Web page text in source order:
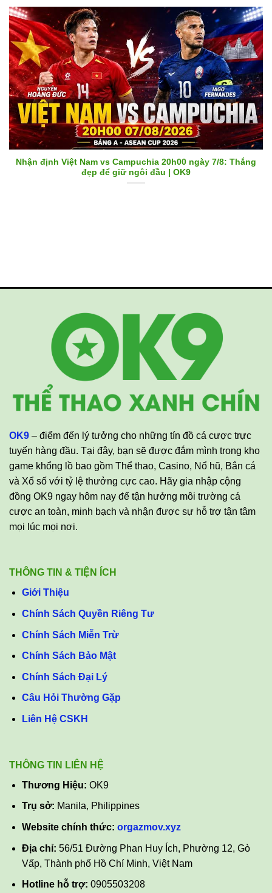
Nhận định Việt Nam vs Campuchia 20h00 ngày 7/8: Thắng
đẹp để giữ ngôi đầu | OK9
OK9 – điểm đến lý tưởng cho những tín đồ cá cược trực
tuyến hàng đầu. Tại đây, bạn sẽ được đắm mình trong kho
game khổng lồ bao gồm Thể thao, Casino, Nổ hũ, Bắn cá
và Xổ số với tỷ lệ thưởng cực cao. Hãy gia nhập cộng
đồng OK9 ngay hôm nay để tận hưởng môi trường cá
cược an toàn, minh bạch và nhận được sự hỗ trợ tận tâm
mọi lúc mọi nơi.
THÔNG TIN & TIỆN ÍCH
Giới Thiệu
Chính Sách Quyền Riêng Tư
Chính Sách Miễn Trừ
Chính Sách Bảo Mật
Chính Sách Đại Lý
Câu Hỏi Thường Gặp
Liên Hệ CSKH
THÔNG TIN LIÊN HỆ
Thương Hiệu: OK9
Trụ sở: Manila, Philippines
Website chính thức: orgazmov.xyz
Địa chỉ: 56/51 Đường Phan Huy Ích, Phường 12, Gò
Vấp, Thành phố Hồ Chí Minh, Việt Nam
Hotline hỗ trợ: 0905503208